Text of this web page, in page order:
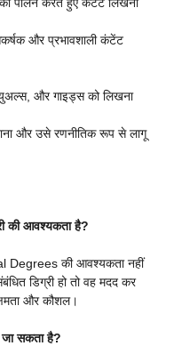
का पालन करते हुए कंटेंट लिखना
और प्रभावशाली कंटेंट
और गाइड्स को लिखना
और उसे रणनीतिक रूप से लागू
की आवश्यकता है?
Degrees की आवश्यकता नहीं
डिग्री हो तो वह मदद कर
और कौशल।
सकता है?